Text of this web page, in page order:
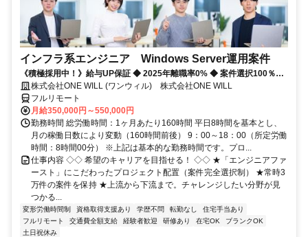
インフラ系エンジニア Windows Server運用案件
《積極採用中！》給与UP保証 ◆ 2025年離職率0% ◆ 案件選択100％！
◆ 平均残業7時間！
株式会社ONE WILL (ワンウィル) 株式会社ONE WILL
フルリモート
月給350,000円～550,000円
勤務時間 総労働時間：1ヶ月あたり160時間 平日8時間を基本とし、
月の稼働日数により変動（160時間前後） 9：00～18：00（所定労働
時間：8時間00分） ※上記は基本的な勤務時間です。プロ...
仕事内容 ◇◇ 希望のキャリアを目指せる！ ◇◇ ★「エンジニアファ
ースト」にこだわったプロジェクト配置（案件完全選択制） ★常時3
万件の案件を保持 ★上流から下流まで。チャレンジしたい分野が見
つかる...
変形労働時間制 資格取得支援あり 学歴不問 転勤なし
住宅手当あり
フルリモート
交通費全額支給 経験者歓迎 研修あり 在宅OK
ブランクOK
土日祝休み